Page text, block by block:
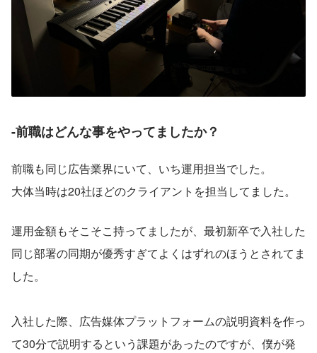
-前職はどんな事をやってましたか？
前職も同じ広告業界にいて、いち運用担当でした。
大体当時は20社ほどのクライアントを担当してました。
運用金額もそこそこ持ってましたが、最初新卒で入社した
同じ部署の同期が優秀すぎてよくはずれのほうとされてま
した。
入社した際、広告媒体プラットフォームの説明資料を作っ
て30分で説明するという課題があったのですが、僕が発